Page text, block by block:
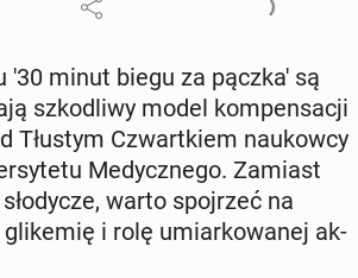
'30 minut biegu za pączka' są
szko­dli­wy model kom­pen­sa­cji
Tłustym Czwart­kiem na­ukow­cy
Me­dycz­ne­go. Zamiast
warto spoj­rzeć na
gli­ke­mię i rolę umiar­ko­wa­nej ak­